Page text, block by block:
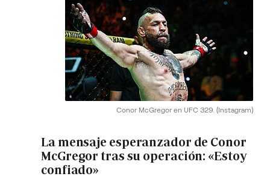
Conor McGregor en UFC 329. (Instagram)
La mensaje esperanzador de Conor
McGregor tras su operación: «Estoy
confiado»